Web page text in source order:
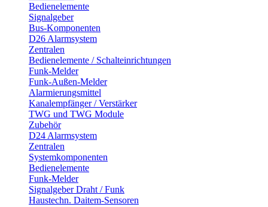
Bedienelemente
Signalgeber
Bus-Komponenten
D26 Alarmsystem
Zentralen
Bedienelemente / Schalteinrichtungen
Funk-Melder
Funk-Außen-Melder
Alarmierungsmittel
Kanalempfänger / Verstärker
TWG und TWG Module
Zubehör
D24 Alarmsystem
Zentralen
Systemkomponenten
Bedienelemente
Funk-Melder
Signalgeber Draht / Funk
Haustechn. Daitem-Sensoren